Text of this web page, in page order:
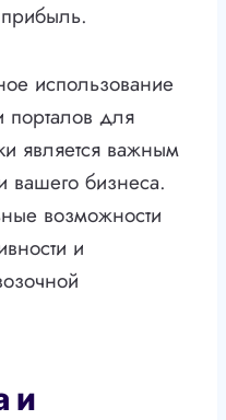
использование
порталов для
является важным
вашего бизнеса.
возможности
и
и